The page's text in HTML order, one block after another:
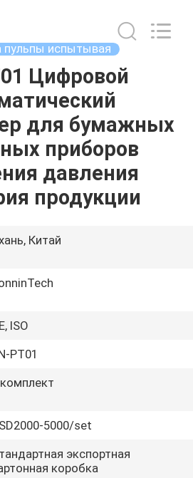
испытывая
Цифровой
для бумажных
приборов
давления
продукции
Китай
ISO
PT01
5000/set
экспортная
коробка